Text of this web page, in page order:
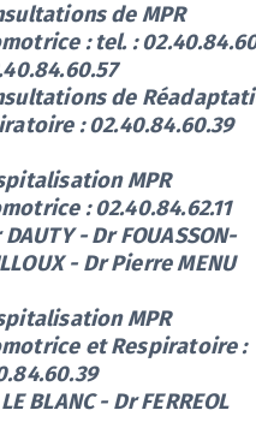
de MPR
: tel. :
de
: 02.40.84.60.39
MPR
: 02.40.84.62.11
- Dr FOUASSON-
- Dr Pierre MENU
MPR
et Respiratoire :
BLANC - Dr FERREOL